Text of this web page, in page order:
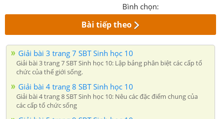
Bình chọn:
Bài tiếp theo
Giải bài 3 trang 7 SBT Sinh học 10
Giải bài 3 trang 7 SBT Sinh học 10: Lập bảng phân biệt các cấp tổ
chức của thế giới sống.
Giải bài 4 trang 8 SBT Sinh học 10
Giải bài 4 trang 8 SBT Sinh học 10: Nêu các đặc điểm chung của
các cấp tổ chức sống